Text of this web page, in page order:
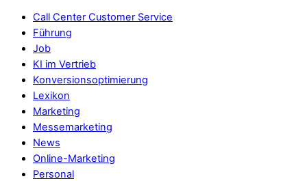
Call Center Customer Service
Führung
Job
KI im Vertrieb
Konversionsoptimierung
Lexikon
Marketing
Messemarketing
News
Online-Marketing
Personal